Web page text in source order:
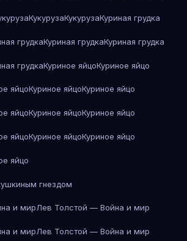
КукурузаКукурузаКуриная грудка
грудкаКуриная грудкаКуриная грудка
грудкаКуриное яйцоКуриное яйцо
яйцоКуриное яйцоКуриное яйцо
яйцоКуриное яйцоКуриное яйцо
яйцоКуриное яйцоКуриное яйцо
яйцо
гнездом
и мирЛев Толстой — Война и мир
и мирЛев Толстой — Война и мир